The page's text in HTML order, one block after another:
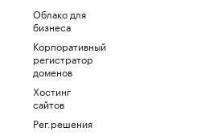
Облако для
бизнеса
Корпоративный
регистратор
доменов
Хостинг
сайтов
Рег.решения